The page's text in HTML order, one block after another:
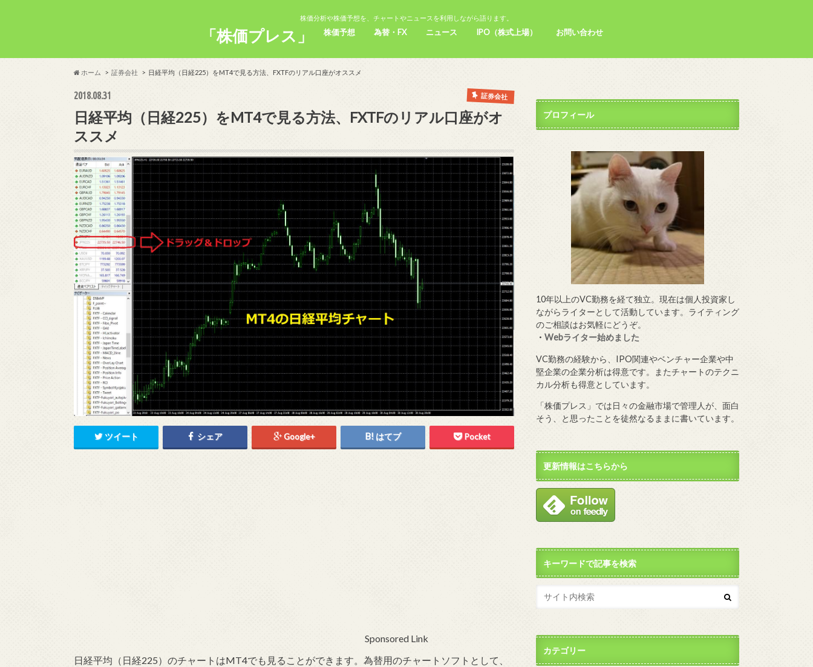
株価分析や株価予想を、チャートやニュースを利用しながら語ります。
「株価プレス」 株価予想 為替・FX ニュース IPO（株式上場） お問い合わせ
ホーム 証券会社 日経平均（日経225）をMT4で見る方法、FXTFのリアル口座がオススメ
2018.08.31 証券会社
日経平均（日経225）をMT4で見る方法、FXTFのリアル口座がオ
ススメ
ツイート シェア Google+ はてブ Pocket
Sponsored Link
日経平均（日経225）のチャートはMT4でも見ることができます。為替用のチャートソフトとして、
プロフィール
10年以上のVC勤務を経て独立。現在は個人投資家し
ながらライターとして活動しています。ライティング
のご相談はお気軽にどうぞ。
・ Webライター始めました
VC勤務の経験から、IPO関連やベンチャー企業や中
堅企業の企業分析は得意です。またチャートのテクニ
カル分析も得意としています。
「株価プレス」では日々の金融市場で管理人が、面白
そう、と思ったことを徒然なるままに書いています。
更新情報はこちらから
キーワードで記事を検索
カテゴリー